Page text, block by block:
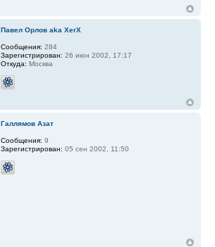
Павел Орлов aka XerX
Сообщения: 284
Зарегистрирован: 26 июн 2002, 17:17
Откуда: Москва
Галлямов Азат
Сообщения: 9
Зарегистрирован: 05 сен 2002, 11:50